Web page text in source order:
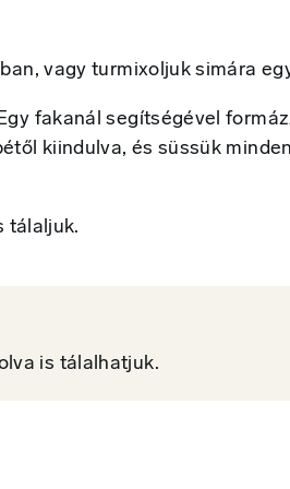
vagy turmixoljuk simára
fakanál segítségével
kiindulva, és süssük
tálaljuk.
is tálalhatjuk.